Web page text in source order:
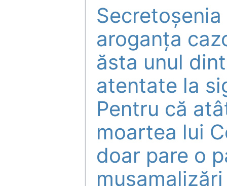
aroganța
ăsta unul
atentate la
Pentru că
moartea lui
doar pare o